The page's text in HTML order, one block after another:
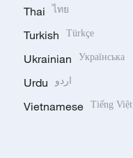
Thai ไทย
Turkish Türkçe
Ukrainian Українська
Urdu اردو
Vietnamese Tiếng Việt